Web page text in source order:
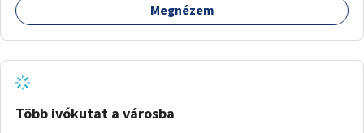
Megnézem
Több ivókutat a városba